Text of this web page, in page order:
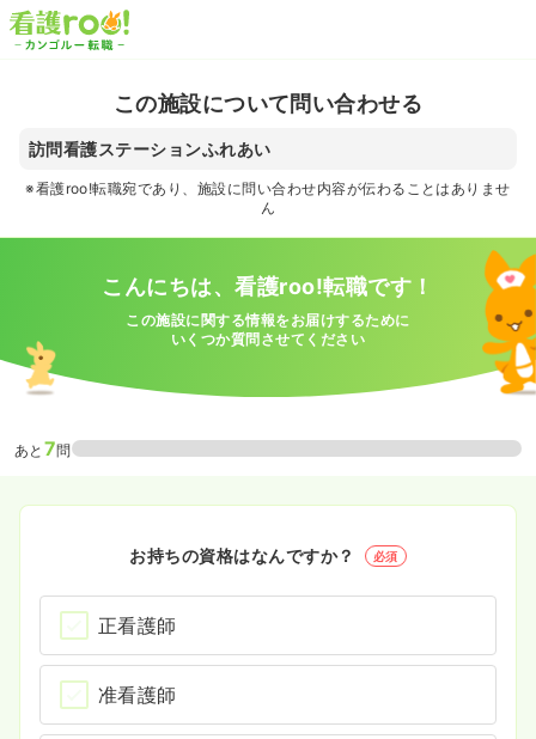
この施設について問い合わせる
訪問看護ステーションふれあい
※看護roo!転職宛であり、施設に問い合わせ内容が伝わることはありませ
ん
こんにちは、看護roo!転職です！
この施設に関する情報をお届けするために
いくつか質問させてください
あと 7問
お持ちの資格はなんですか？ 必須
正看護師
准看護師